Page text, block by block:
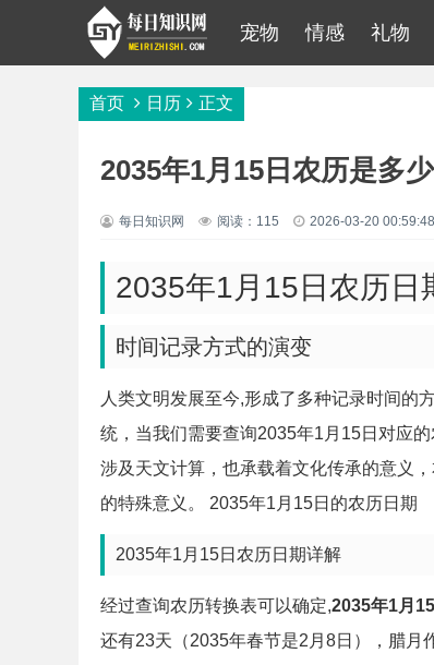
宠物 情感 礼物
首页 日历 正文
2035年1月15日农历是多少
每日知识网 阅读：115 2026-03-20 00:59:48
2035年1月15日农历日
时间记录方式的演变
人类文明发展至今,形成了多种记录时间的
统，当我们需要查询2035年1月15日对应
涉及天文计算，也承载着文化传承的意义
的特殊意义。 2035年1月15日的农历日期
2035年1月15日农历日期详解
经过查询农历转换表可以确定,2035年1月
还有23天（2035年春节是2月8日），腊月